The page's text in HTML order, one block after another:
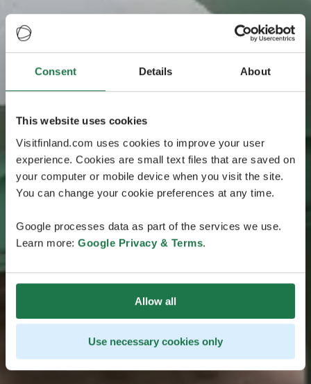
Consent Details About
This website uses cookies
Visitfinland.com uses cookies to improve your user
experience. Cookies are small text files that are saved on
your computer or mobile device when you visit the site.
You can change your cookie preferences at any time.
Google processes data as part of the services we use.
Learn more: Google Privacy & Terms.
Allow all
Use necessary cookies only